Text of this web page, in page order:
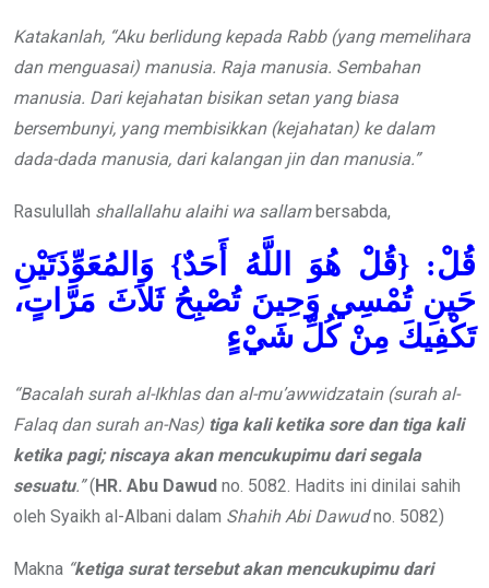
Katakanlah, “Aku berlidung kepada Rabb (yang memelihara
dan menguasai) manusia. Raja manusia. Sembahan
manusia. Dari kejahatan bisikan setan yang biasa
bersembunyi, yang membisikkan (kejahatan) ke dalam
dada-dada manusia, dari kalangan jin dan manusia.”
Rasulullah shallallahu alaihi wa sallambersabda,
قُلْ: {قُلْ هُوَ اللَّهُ أَحَدٌ} وَالمُعَوِّذَتَيْنِ
حَينِ تُمْسِي وَحِينَ تُصْبِحُ ثَلاَثَ مَرَّاتٍ،
تَكْفِيكَ مِنْ كُلِّ شَيْءٍ
“Bacalah surah al-Ikhlas dan al-mu’awwidzatain (surah al-
Falaq dan surah an-Nas) tiga kali ketika sore dan tiga kali
ketika pagi; niscaya akan mencukupimu dari segala
sesuatu.”( HR. Abu Dawud no. 5082. Hadits ini dinilai sahih
oleh Syaikh al-Albani dalam Shahih Abi Dawudno. 5082)
Makna “ketiga surat tersebut akan mencukupimudari